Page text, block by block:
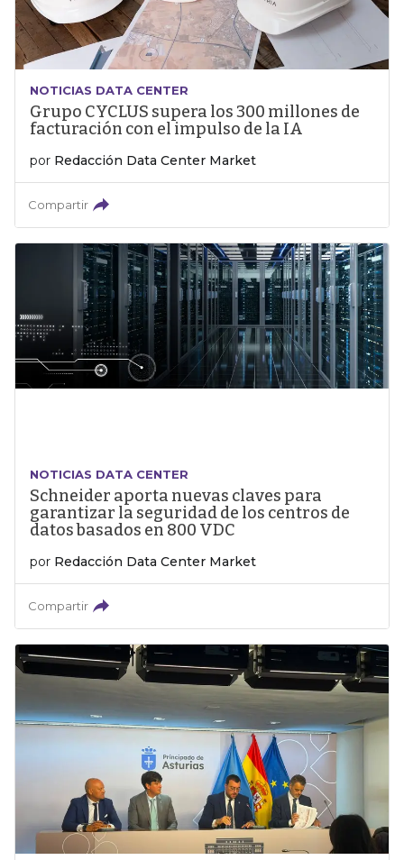
NOTICIAS DATA CENTER
Grupo CYCLUS supera los 300 millones de
facturación con el impulso de la IA
por Redacción Data Center Market
Compartir
NOTICIAS DATA CENTER
Schneider aporta nuevas claves para
garantizar la seguridad de los centros de
datos basados en 800 VDC
por Redacción Data Center Market
Compartir